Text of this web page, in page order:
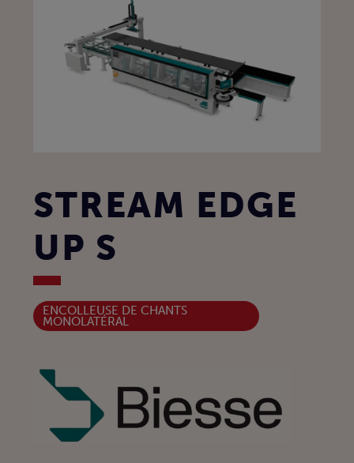
STREAM EDGE
UP S
ENCOLLEUSE DE CHANTS
MONOLATÉRAL